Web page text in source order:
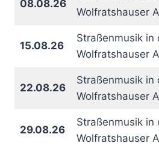
08.08.26
Wolfratshauser
15.08.26
Straßenmusik in
Wolfratshauser
22.08.26
Straßenmusik in
Wolfratshauser
29.08.26
Straßenmusik in
Wolfratshauser